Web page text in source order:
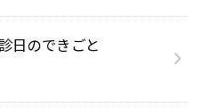
日のできごと